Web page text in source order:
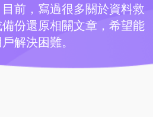
前，寫過很多關於資料救
份還原相關文章，希望能
解決困難。